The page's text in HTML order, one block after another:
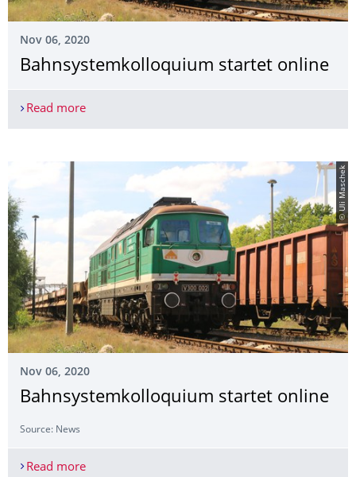
Nov 06, 2020
Bahnsys­temkolloquium startet online
Read moreBahnsystemkolloquium startet online
© Uli Maschek
Nov 06, 2020
Bahnsys­temkolloquium startet online
Source: News
Read moreBahnsystemkolloquium startet online